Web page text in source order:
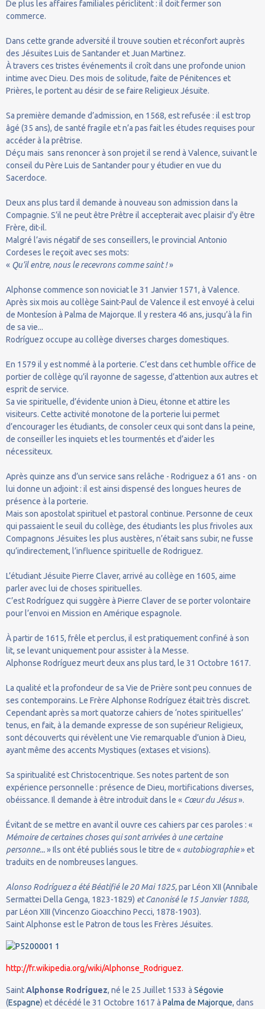
De plus les affaires familiales périclitent : il doit fermer son
commerce.
Dans cette grande adversité il trouve soutien et réconfort auprès
des Jésuites Luis de Santander et Juan Martinez.
À travers ces tristes événements il croît dans une profonde union
intime avec Dieu. Des mois de solitude, faite de Pénitences et
Prières, le portent au désir de se faire Religieux Jésuite.
Sa première demande d’admission, en 1568, est refusée : il est trop
âgé (35 ans), de santé fragile et n’a pas fait les études requises pour
accéder à la prêtrise.
Déçu mais sans renoncer à son projet il se rend à Valence, suivant le
conseil du Père Luis de Santander pour y étudier en vue du
Sacerdoce.
Deux ans plus tard il demande à nouveau son admission dans la
Compagnie. S’il ne peut être Prêtre il accepterait avec plaisir d’y être
Frère, dit-il.
Malgré l’avis négatif de ses conseillers, le provincial Antonio
Cordeses le reçoit avec ses mots:
« Qu’il entre, nous le recevrons comme saint !»
Alphonse commence son noviciat le 31 Janvier 1571, à Valence.
Après six mois au collège Saint-Paul de Valence il est envoyé à celui
de Montesíon à Palma de Majorque. Il y restera 46 ans, jusqu’à la fin
de sa vie...
Rodríguez occupe au collège diverses charges domestiques.
En 1579 il y est nommé à la porterie. C’est dans cet humble office de
portier de collège qu’il rayonne de sagesse, d’attention aux autres et
esprit de service.
Sa vie spirituelle, d’évidente union à Dieu, étonne et attire les
visiteurs. Cette activité monotone de la porterie lui permet
d’encourager les étudiants, de consoler ceux qui sont dans la peine,
de conseiller les inquiets et les tourmentés et d’aider les
nécessiteux.
Après quinze ans d’un service sans relâche - Rodriguez a 61 ans - on
lui donne un adjoint : il est ainsi dispensé des longues heures de
présence à la porterie.
Mais son apostolat spirituel et pastoral continue. Personne de ceux
qui passaient le seuil du collège, des étudiants les plus frivoles aux
Compagnons Jésuites les plus austères, n’était sans subir, ne fusse
qu’indirectement, l’influence spirituelle de Rodriguez.
L’étudiant Jésuite Pierre Claver, arrivé au collège en 1605, aime
parler avec lui de choses spirituelles.
C’est Rodríguez qui suggère à Pierre Claver de se porter volontaire
pour l’envoi en Mission en Amérique espagnole.
À partir de 1615, frêle et perclus, il est pratiquement confiné à son
lit, se levant uniquement pour assister à la Messe.
Alphonse Rodríguez meurt deux ans plus tard, le 31 Octobre 1617.
La qualité et la profondeur de sa Vie de Prière sont peu connues de
ses contemporains. Le Frère Alphonse Rodríguez était très discret.
Cependant après sa mort quatorze cahiers de ‘notes spirituelles’
tenus, en fait, à la demande expresse de son supérieur Religieux,
sont découverts qui révèlent une Vie remarquable d’union à Dieu,
ayant même des accents Mystiques (extases et visions).
Sa spiritualité est Christocentrique. Ses notes partent de son
expérience personnelle : présence de Dieu, mortifications diverses,
obéissance. Il demande à être introduit dans le « Cœur du Jésus».
Évitant de se mettre en avant il ouvre ces cahiers par ces paroles : «
Mémoire de certaines choses qui sont arrivées à une certaine
personne...» Ils ont été publiés sous le titre de « autobiographie» et
traduits en de nombreuses langues.
Alonso Rodríguez a été Béatifié le 20 Mai 1825,par Léon XII (Annibale
Sermattei Della Genga, 1823-1829) et Canonisé le 15 Janvier 1888,
par Léon XIII (Vincenzo Gioacchino Pecci, 1878-1903).
Saint Alphonse est le Patron de tous les Frères Jésuites.
http://fr.wikipedia.org/wiki/Alphonse_Rodriguez.
SaintAlphonse Rodríguez, né le 25 Juillet 1533 à Ségovie
(Espagne) et décédé le 31 Octobre 1617 à Palma de Majorque, dans